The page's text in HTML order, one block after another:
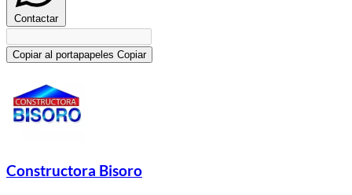
Contactar
Copiar al portapapeles Copiar
Constructora Bisoro